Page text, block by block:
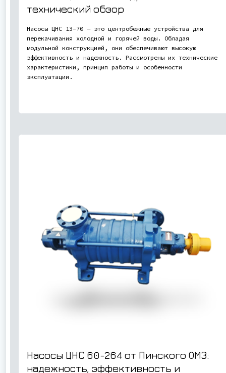
технический обзор
Насосы ЦНС 13-70 — это центробежные устройства для
перекачивания холодной и горячей воды. Обладая
модульной конструкцией, они обеспечивают высокую
эффективность и надежность. Рассмотрены их технические
характеристики, принцип работы и особенности
эксплуатации.
Насосы ЦНС 60-264 от Пинского ОМЗ:
надежность, эффективность и